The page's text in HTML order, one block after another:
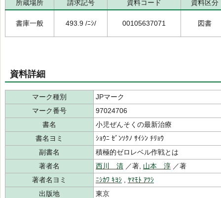
所蔵場所 請求記号 資料コード 資料区分
書庫一般 493.9 /ﾆｼ/ 00105637071 図書
資料詳細
マーク種別
JPマーク
マーク番号
97024706
書名
小児ぜんそくの最新治療
書名ヨミ
ｼｮｳﾆ ｾﾞﾝｿｸﾉ ｻｲｼﾝ ﾁﾘｮｳ
副書名
積極的ゼロレベル作戦とは
著者名
西川 清 ／著, 山本 淳 ／著
著者名ヨミ
ﾆｼｶﾜ ｷﾖｼ
ﾔﾏﾓﾄ ｱﾂｼ
出版地
東京